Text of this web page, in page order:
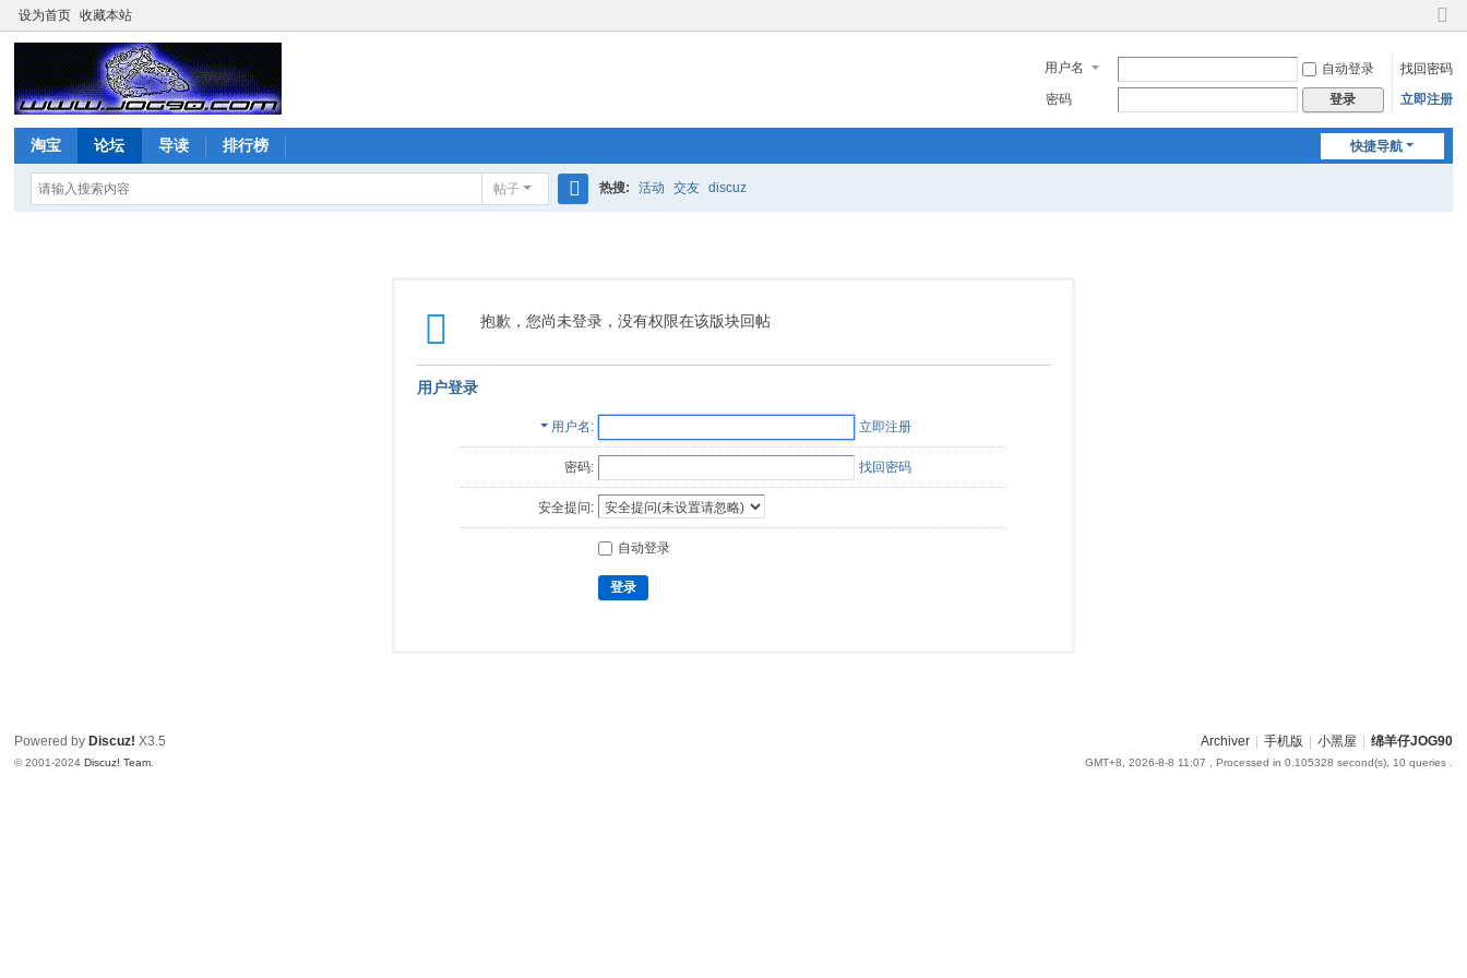
设为首页 收藏本站
切
到
窄
用户名 自动登录
找回密码
密码
登录 立即注册
快捷导航
淘宝 论坛 导读 排行榜
帖子 热搜: 活动 交友 discuz
抱歉，您尚未登录，没有权限在该版块回帖
用户登录
用户名 立即注册
密码: 找回密码
安全提问:
自动登录
登录
Archiver 手机版 小黑屋 绵羊仔JOG90
GMT+8, 2026-8-8 11:07 , Processed in 0.105328 second(s), 10 queries .
Powered by Discuz! X3.5
© 2001-2024Discuz! Team